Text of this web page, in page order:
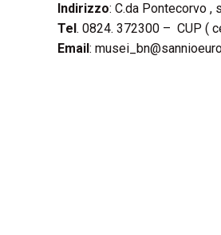
Indirizzo: C.da Pontecorvo ,
Tel . 0824. 372300 – CUP (
Email :